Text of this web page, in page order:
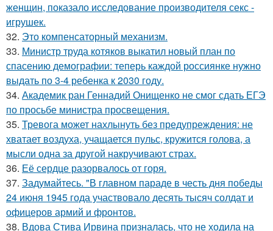
женщин, показало исследование производителя секс -
игрушек.
32. Это компенсаторный механизм.
33. Министр труда котяков выкатил новый план по
спасению демографии: теперь каждой россиянке нужно
выдать по 3-4 ребенка к 2030 году.
34. Академик ран Геннадий Онищенко не смог сдать ЕГЭ
по просьбе министра просвещения.
35. Тревога может нахлынуть без предупреждения: не
хватает воздуха, учащается пульс, кружится голова, а
мысли одна за другой накручивают страх.
36. Её сердце разорвалось от горя.
37. Задумайтесь. "В главном параде в честь дня победы
24 июня 1945 года участвовало десять тысяч солдат и
офицеров армий и фронтов.
38. Вдова Стива Ирвина призналась, что не ходила на